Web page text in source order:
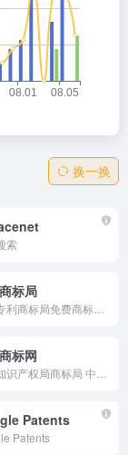
换一换
索
标局
标网
Patents
Patents